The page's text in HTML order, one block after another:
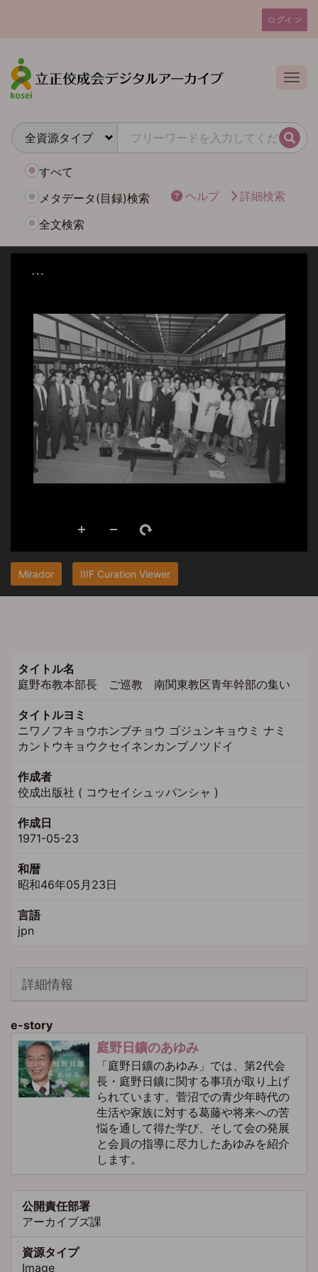
ン
テ
ン
ユ
カ
ウ
ト
ュ
ログイン
検索
すべて
メタデータ(目録)検索
全文検索
ヘルプ 詳細検索
Mirador IIIF Curation Viewer
タイトル名
庭野布教本部長 ご巡教 南関東教区青年幹部の集い
タイトルヨミ
ニワノフキョウホンブチョウ ゴジュンキョウミ ナミ
カントウキョウクセイネンカンブノツドイ
作成者
佼成出版社 ( コウセイシュッパンシャ )
作成日
1971-05-23
和暦
昭和46年05月23日
言語
jpn
詳細情報
e-story
庭野日鑛のあゆみ
「庭野日鑛のあゆみ」では、第2代会
長・庭野日鑛に関する事項が取り上げ
られています。菅沼での青少年時代の
生活や家族に対する葛藤や将来への苦
悩を通して得た学び、そして会の発展
と会員の指導に尽力したあゆみを紹介
します。
公開責任部署
アーカイブズ課
資源タイプ
Image